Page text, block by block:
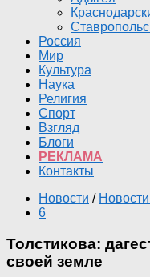
Россия
Мир
Культура
Наука
Религия
Спорт
Взгляд
Блоги
РЕКЛАМА
Контакты
Новости /
6
Толстикова:
своей земле